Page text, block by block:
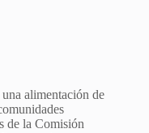
alimentación de
de la Comisión